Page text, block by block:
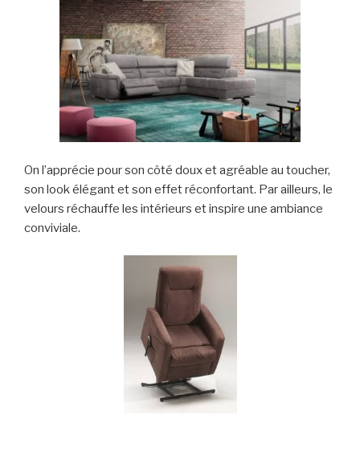
On l’apprécie pour son côté doux et agréable au toucher,
son look élégant et son effet réconfortant. Par ailleurs, le
velours réchauffe les intérieurs et inspire une ambiance
conviviale.